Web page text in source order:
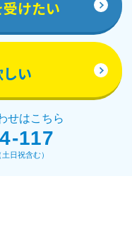
受けたい
い
せはこちら
117
日祝含む）